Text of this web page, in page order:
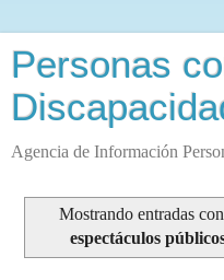
Personas
Agencia de Información
Mostrando entradas
espectáculos